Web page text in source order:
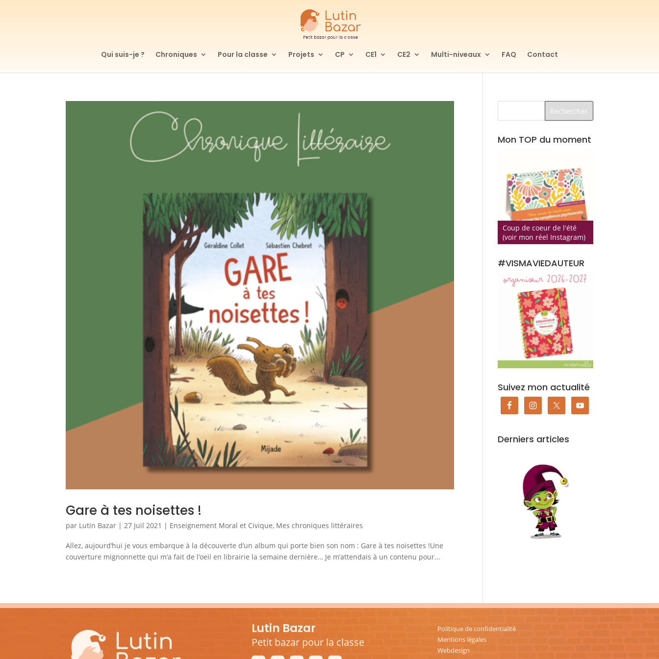
Qui suis-je ? Chroniques Pour la classe Projets CP CE1 CE2 Multi-niveaux FAQ Contact
Gare à tes noisettes !
par Lutin Bazar | 27 Juil 2021 | Enseignement Moral et Civique, Mes chroniques littéraires
Allez, aujourd’hui je vous embarque à la découverte d’un album qui porte bien son nom : Gare à tes noisettes !Une
couverture mignonnette qui m’a fait de l’oeil en librairie la semaine dernière… Je m’attendais à un contenu pour...
Mon TOP du moment
Coup de coeur de l'été
(voir mon réel Instagram)
#VISMAVIEDAUTEUR
Suivez mon actualité
Derniers articles
Lutin Bazar
Petit bazar pour la classe
Politique de confidentialité
Mentions légales
Webdesign